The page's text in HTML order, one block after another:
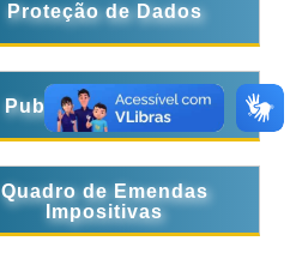
Proteção de Dados
Publicações Legais
Quadro de Emendas
Impositivas